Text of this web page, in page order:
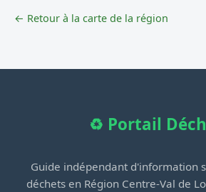
← Retour à la carte de la région
♻️ Portail
Guide indépendant d'information
déchets en Région Centre-Val de